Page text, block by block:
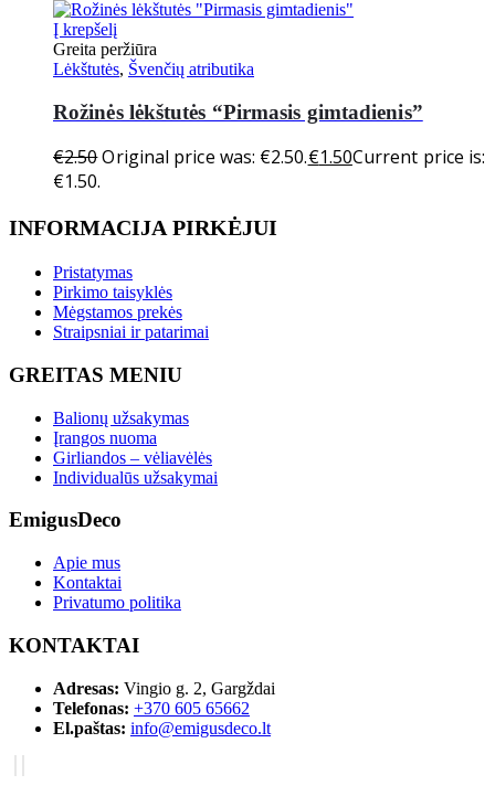
Į krepšelį
Greita peržiūra
Lėkštutės, Švenčių atributika
Rožinės lėkštutės “Pirmasis gimtadienis”
€2.50Original price was: €2.50.€1.50Current price is:
€1.50.
INFORMACIJA PIRKĖJUI
Pristatymas
Pirkimo taisyklės
Mėgstamos prekės
Straipsniai ir patarimai
GREITAS MENIU
Balionų užsakymas
Įrangos nuoma
Girliandos – vėliavėlės
Individualūs užsakymai
EmigusDeco
Apie mus
Kontaktai
Privatumo politika
KONTAKTAI
Adresas: Vingio g. 2, Gargždai
Telefonas: +370 605 65662
El.paštas: info@emigusdeco.lt